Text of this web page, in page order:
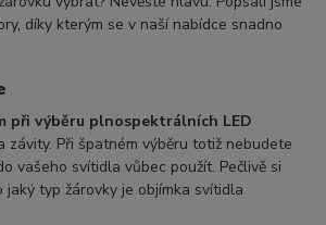
díky kterým se v naší nabídce snadno
při výběru plnospektrálních LED
závity. Při špatném výběru totiž nebudete
vašeho svítidla vůbec použít. Pečlivě si
typ žárovky je objímka svítidla